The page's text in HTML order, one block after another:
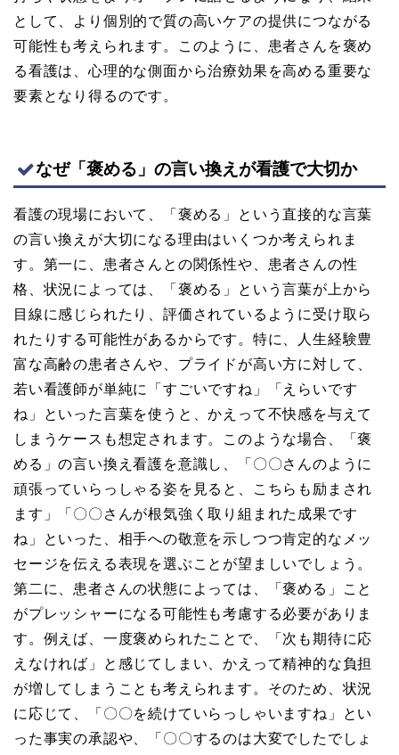
として、より個別的で質の高いケアの提供につながる
可能性も考えられます。このように、患者さんを褒め
る看護は、心理的な側面から治療効果を高める重要な
要素となり得るのです。
なぜ「褒める」の言い換えが看護で大切か
看護の現場において、「褒める」という直接的な言葉
の言い換えが大切になる理由はいくつか考えられま
す。第一に、患者さんとの関係性や、患者さんの性
格、状況によっては、「褒める」という言葉が上から
目線に感じられたり、評価されているように受け取ら
れたりする可能性があるからです。特に、人生経験豊
富な高齢の患者さんや、プライドが高い方に対して、
若い看護師が単純に「すごいですね」「えらいです
ね」といった言葉を使うと、かえって不快感を与えて
しまうケースも想定されます。このような場合、「褒
める」の言い換え看護を意識し、「〇〇さんのように
頑張っていらっしゃる姿を見ると、こちらも励まされ
ます」「〇〇さんが根気強く取り組まれた成果です
ね」といった、相手への敬意を示しつつ肯定的なメッ
セージを伝える表現を選ぶことが望ましいでしょう。
第二に、患者さんの状態によっては、「褒める」こと
がプレッシャーになる可能性も考慮する必要がありま
す。例えば、一度褒められたことで、「次も期待に応
えなければ」と感じてしまい、かえって精神的な負担
が増してしまうことも考えられます。そのため、状況
に応じて、「〇〇を続けていらっしゃいますね」とい
った事実の承認や、「〇〇するのは大変でしたでしょ